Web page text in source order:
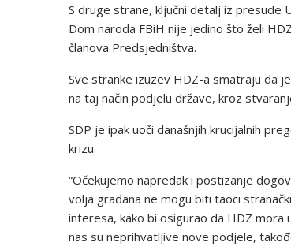
S druge strane, ključni detalj iz presude
Dom naroda FBiH nije jedino što želi
članova Predsjedništva.
Sve stranke izuzev HDZ-a smatraju da
na taj način podjelu države, kroz
SDP je ipak uoči današnjih krucijalnih
krizu.
“Očekujemo napredak i postizanje
volja građana ne mogu biti taoci
interesa, kako bi osigurao da HDZ
nas su neprihvatljive nove podjele,